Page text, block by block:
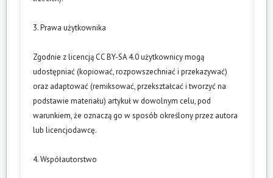
3. Prawa użytkownika
Zgodnie z licencją CC BY-SA 4.0 użytkownicy mogą
udostępniać (kopiować, rozpowszechniać i przekazywać)
oraz adaptować (remiksować, przekształcać i tworzyć na
podstawie materiału) artykuł w dowolnym celu, pod
warunkiem, że oznaczą go w sposób określony przez autora
lub licencjodawcę.
4. Współautorstwo